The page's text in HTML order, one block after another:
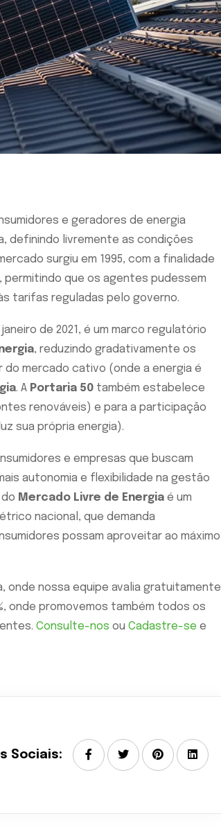
e geradores de energia
definindo livremente as condições
surgiu em 1995, com a finalidade
que os agentes pudessem
tarifas reguladas pelo governo.
de 2021, é um marco regulatório
, reduzindo gradativamente os
do mercado cativo (onde a energia é
. A Portaria 50 também estabelece
renováveis) e para a participação
sua própria energia).
e empresas que buscam
autonomia e flexibilidade na gestão
Mercado Livre de Energia é um
nacional, que demanda
possam aproveitar ao máximo
onde nossa equipe avalia gratuitamente
onde promovemos também todos os
Consulte-nos ou Cadastre-se e
Sociais: